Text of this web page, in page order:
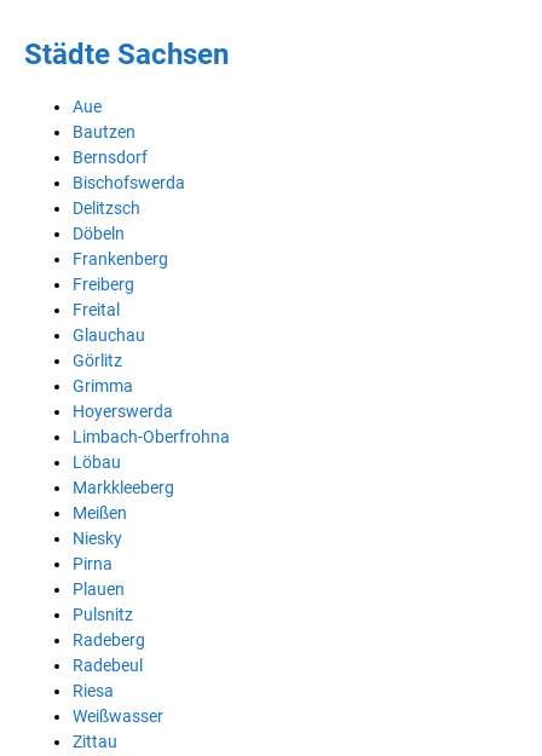
Städte Sachsen
Aue
Bautzen
Bernsdorf
Bischofswerda
Delitzsch
Döbeln
Frankenberg
Freiberg
Freital
Glauchau
Görlitz
Grimma
Hoyerswerda
Limbach-Oberfrohna
Löbau
Markkleeberg
Meißen
Niesky
Pirna
Plauen
Pulsnitz
Radeberg
Radebeul
Riesa
Weißwasser
Zittau